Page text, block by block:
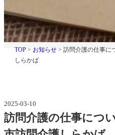
TOP > お知らせ >訪問介護の仕事に
しらかば
2025-03-10
て
聞
い
み
お
問
介
訪問介護の仕事につ